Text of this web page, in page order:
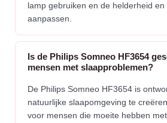
lamp gebruiken en de helderheid
aanpassen.
Is de Philips Somneo HF3654
mensen met slaapproblemen?
De Philips Somneo HF3654 is
natuurlijke slaapomgeving te
voor mensen die moeite hebben